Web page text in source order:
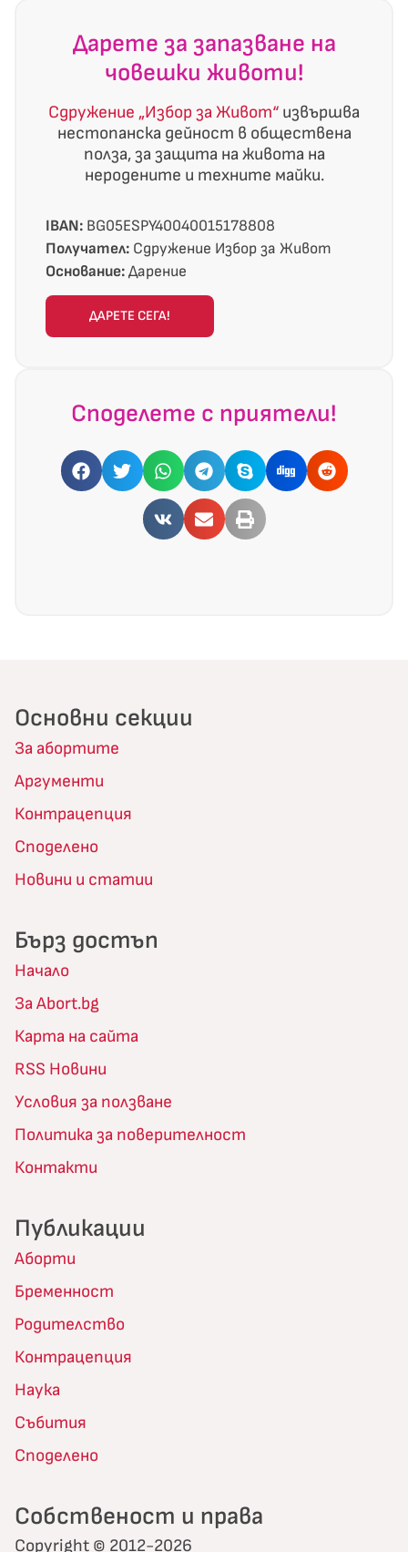
Дарете за запазване на
човешки животи!
Сдружение „Избор за Живот“ извършва
нестопанска дейност в обществена
полза, за защита на живота на
неродените и техните майки.
IBAN: BG05ESPY40040015178808
Получател: Сдружение Избор за Живот
Основание:Дарение
ДАРЕТЕ СЕГА!
Споделете с приятели!
Собственост и права
Copyright © 2012-2026
Основни секции
За абортите
Аргументи
Контрацепция
Споделено
Новини и статии
Бърз достъп
Начало
За Abort.bg
Карта на сайта
RSS Новини
Условия за ползване
Политика за поверителност
Контакти
Публикации
Аборти
Бременност
Родителство
Контрацепция
Наука
Събития
Споделено